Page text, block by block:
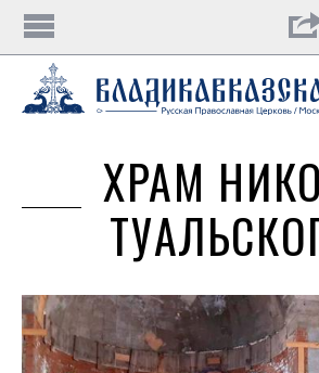
ХРАМ